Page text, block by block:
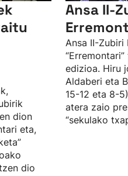
dion
eta,
dio
Ansa II-
Ansa II-
edizioa. Hiru
Aldaberi eta
15-12 eta 8-
atera zaio
“sekulako